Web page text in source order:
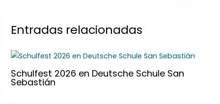
Entradas relacionadas
Schulfest 2026 en Deutsche Schule San
Sebastián